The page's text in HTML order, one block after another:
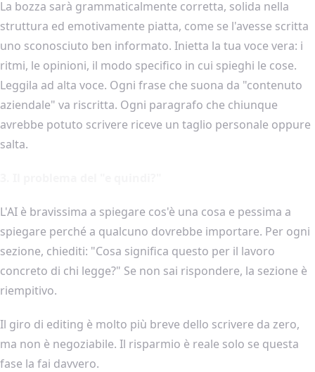
La bozza sarà grammaticalmente corretta, solida nella
struttura ed emotivamente piatta, come se l'avesse scritta
uno sconosciuto ben informato. Inietta la tua voce vera: i
ritmi, le opinioni, il modo specifico in cui spieghi le cose.
Leggila ad alta voce. Ogni frase che suona da "contenuto
aziendale" va riscritta. Ogni paragrafo che chiunque
avrebbe potuto scrivere riceve un taglio personale oppure
salta.
L'AI è bravissima a spiegare cos'è una cosa e pessima a
spiegare perché a qualcuno dovrebbe importare. Per ogni
sezione, chiediti: "Cosa significa questo per il lavoro
concreto di chi legge?" Se non sai rispondere, la sezione è
riempitivo.
Il giro di editing è molto più breve dello scrivere da zero,
ma non è negoziabile. Il risparmio è reale solo se questa
fase la fai davvero.